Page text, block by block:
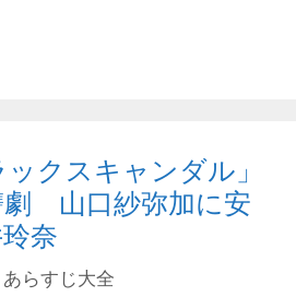
クスキャンダル」
劇 山口紗弥加に安
奈
あらすじ大全